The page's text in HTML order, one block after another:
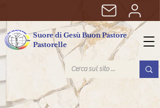
Suore di Gesù Buon Pastore
Pastorelle